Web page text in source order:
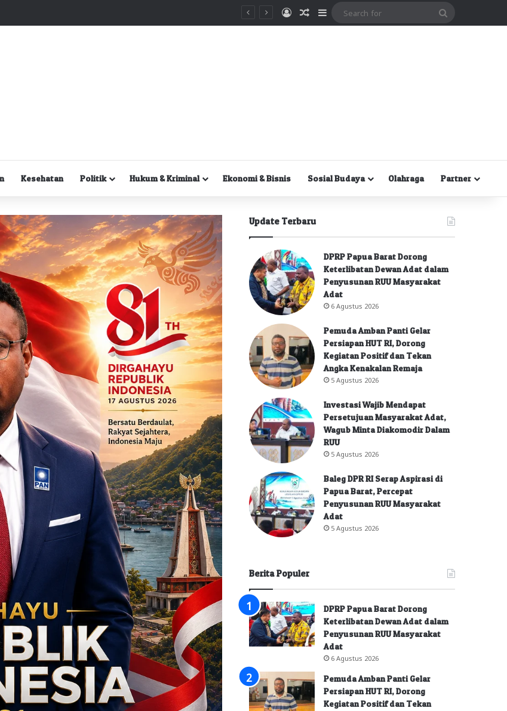
MasukRandom Article
Sidebar
Kesehatan Politik Hukum & Kriminal Ekonomi & Bisnis Sosial Budaya Olahraga Partner
Update Terbaru
DPRP Papua Barat Dorong
Keterlibatan Dewan Adat dalam
Penyusunan RUU Masyarakat
Adat
6 Agustus 2026
Pemuda Amban Panti Gelar
Persiapan HUT RI, Dorong
Kegiatan Positif dan Tekan
Angka Kenakalan Remaja
5 Agustus 2026
Investasi Wajib Mendapat
Persetujuan Masyarakat Adat,
Wagub Minta Diakomodir Dalam
RUU
5 Agustus 2026
Baleg DPR RI Serap Aspirasi di
Papua Barat, Percepat
Penyusunan RUU Masyarakat
Adat
5 Agustus 2026
Berita Populer
DPRP Papua Barat Dorong
Keterlibatan Dewan Adat dalam
Penyusunan RUU Masyarakat
Adat
6 Agustus 2026
Pemuda Amban Panti Gelar
Persiapan HUT RI, Dorong
Kegiatan Positif dan Tekan